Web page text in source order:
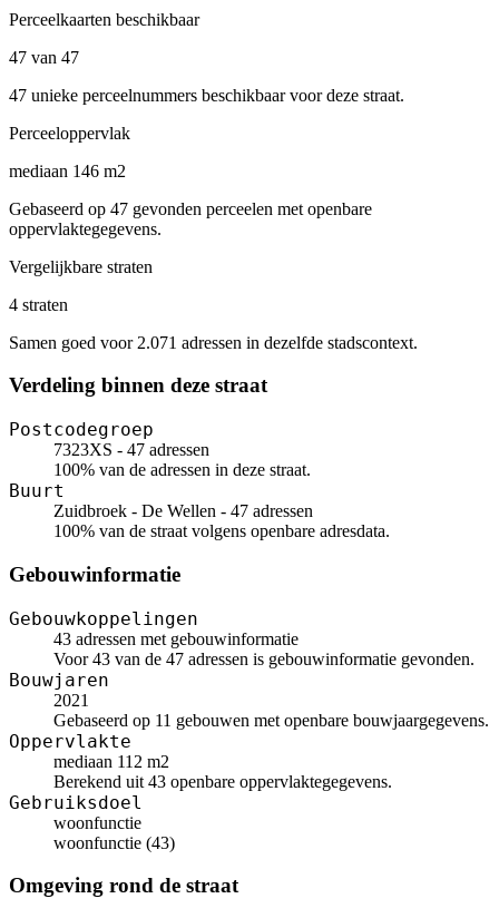
Perceelkaarten beschikbaar
47 van 47
47 unieke perceelnummers beschikbaar voor deze straat.
Perceeloppervlak
mediaan 146 m2
Gebaseerd op 47 gevonden perceelen met openbare
oppervlaktegegevens.
Vergelijkbare straten
4 straten
Samen goed voor 2.071 adressen in dezelfde stadscontext.
Verdeling binnen deze straat
Postcodegroep
7323XS - 47 adressen
100% van de adressen in deze straat.
Buurt
Zuidbroek - De Wellen - 47 adressen
100% van de straat volgens openbare adresdata.
Gebouwinformatie
Gebouwkoppelingen
43 adressen met gebouwinformatie
Voor 43 van de 47 adressen is gebouwinformatie gevonden.
Bouwjaren
2021
Gebaseerd op 11 gebouwen met openbare bouwjaargegevens.
Oppervlakte
mediaan 112 m2
Berekend uit 43 openbare oppervlaktegegevens.
Gebruiksdoel
woonfunctie
woonfunctie (43)
Omgeving rond de straat